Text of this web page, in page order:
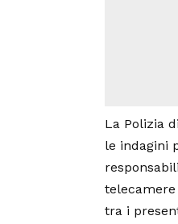
La Polizia
le indagini
tra i